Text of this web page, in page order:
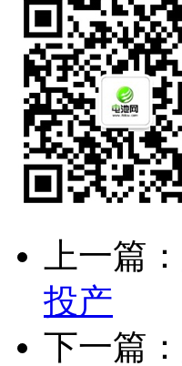
上一篇：
投产
下一篇：